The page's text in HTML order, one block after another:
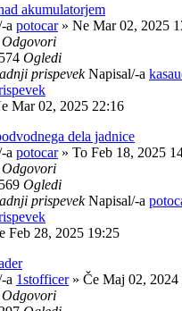
akumulatorjem
a potocar» Ne Mar 02, 2025
Odgovori
Ogledi
prispevekNapisal/-a
Mar 02, 2025 22:16
dela jadnice
a potocar» To Feb 18, 2025
Odgovori
Ogledi
prispevekNapisal/-a
Feb 28, 2025 19:25
a 1stofficer» Če Maj 02, 2024
Odgovori